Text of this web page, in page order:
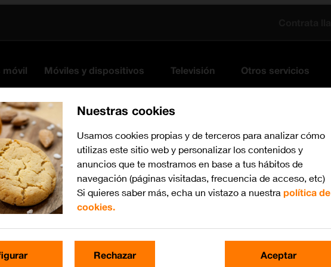
móvil Móviles y dispositivos Televisión Otros servicios
Nuestras cookies
Usamos cookies propias y de terceros para analizar cómo
utilizas este sitio web y personalizar los contenidos y
anuncios que te mostramos en base a tus hábitos de
navegación (páginas visitadas, frecuencia de acceso, etc)
Si quieres saber más, echa un vistazo a nuestra política de
cookies.
Rechazar Aceptar